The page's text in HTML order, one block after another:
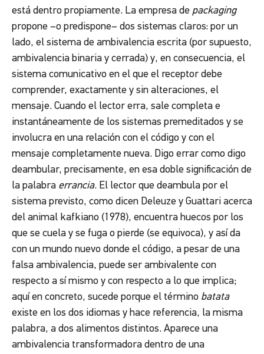
está dentro propiamente. La empresa de packaging
propone –o predispone– dos sistemas claros: por un
lado, el sistema de ambivalencia escrita (por supuesto,
ambivalencia binaria y cerrada) y, en consecuencia, el
sistema comunicativo en el que el receptor debe
comprender, exactamente y sin alteraciones, el
mensaje. Cuando el lector erra, sale completa e
instantáneamente de los sistemas premeditados y se
involucra en una relación con el código y con el
mensaje completamente nueva. Digo errar como digo
deambular, precisamente, en esa doble significación de
la palabra errancia. El lector que deambula por el
sistema previsto, como dicen Deleuze y Guattari acerca
del animal kafkiano (1978), encuentra huecos por los
que se cuela y se fuga o pierde (se equivoca), y así da
con un mundo nuevo donde el código, a pesar de una
falsa ambivalencia, puede ser ambivalente con
respecto a sí mismo y con respecto a lo que implica;
aquí en concreto, sucede porque el término batata
existe en los dos idiomas y hace referencia, la misma
palabra, a dos alimentos distintos. Aparece una
ambivalencia transformadora dentro de una